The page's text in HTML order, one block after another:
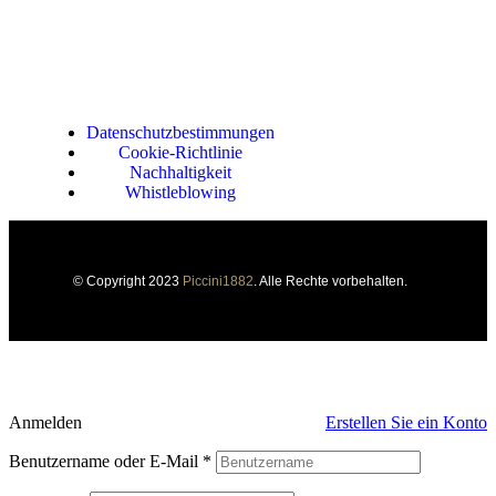
Datenschutzbestimmungen
Cookie-Richtlinie
Nachhaltigkeit
Whistleblowing
© Copyright 2023 Piccini1882. Alle Rechte vorbehalten.
Anmelden Erstellen Sie ein Konto
Benutzername oder E-Mail *